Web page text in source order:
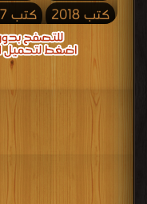
كتب 2018
كتب 2017
كتب 2013
كتب 2009
كتب 2006
كتب 2005